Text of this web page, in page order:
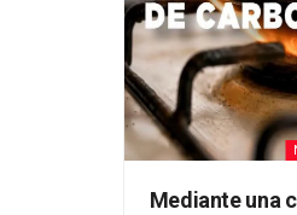
Mediante una